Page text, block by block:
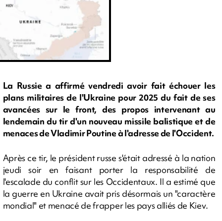
La Russie a affirmé vendredi avoir fait échouer les
plans militaires de l'Ukraine pour 2025 du fait de ses
avancées sur le front, des propos intervenant au
lendemain du tir d'un nouveau missile balistique et de
menaces de Vladimir Poutine à l'adresse de l'Occident.
Après ce tir, le président russe s'était adressé à la nation
jeudi soir en faisant porter la responsabilité de
l'escalade du conflit sur les Occidentaux. Il a estimé que
la guerre en Ukraine avait pris désormais un "caractère
mondial" et menacé de frapper les pays alliés de Kiev.